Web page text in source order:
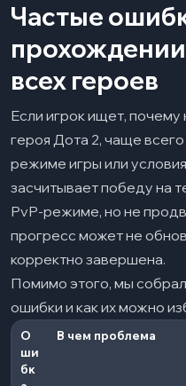
Частые
всех героев
Если игрок ищет,
героя Дота 2, чаще всего
режиме игры или
засчитывает победу на
PvP-режиме, но не
прогресс может не
корректно завершена.
Помимо этого, мы
ошибки и как их можно
О
ши
бк
В чем проблема